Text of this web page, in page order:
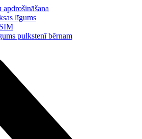
apdrošināšana
līgums
pulkstenī bērnam